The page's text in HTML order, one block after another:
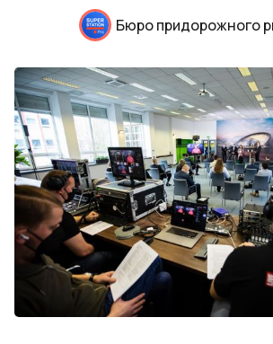
Дизайн и
Консалтинг и
Блог
События
Контакты
Лучшие АЗС мира
Бюро придорожного